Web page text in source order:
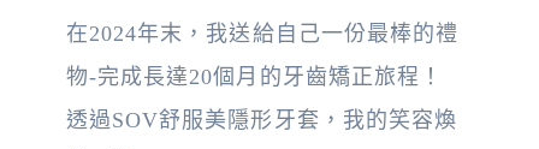
在2024年末，我送給自己一份最棒的禮
物-完成長達20個月的牙齒矯正旅程！
透過SOV舒服美隱形牙套，我的笑容煥